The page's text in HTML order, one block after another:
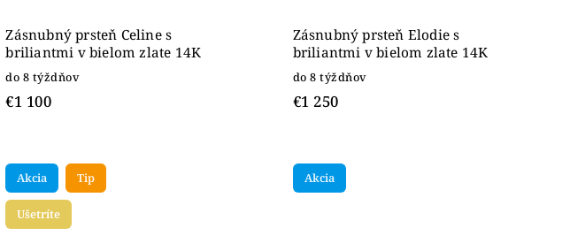
Zásnubný prsteň Celine s
briliantmi v bielom zlate 14K
do 8 týždňov
€1 100
Zásnubný prsteň Elodie s
briliantmi v bielom zlate 14K
do 8 týždňov
€1 250
Akcia Tip
Ušetríte
Akcia